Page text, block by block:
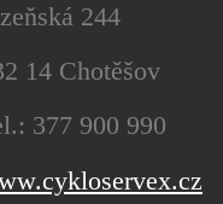
244
14 Chotěšov
377 900 990